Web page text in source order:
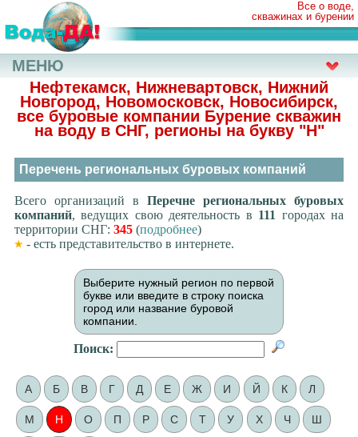
Все о воде,
скважинах и бурении
Нефтекамск, Нижневартовск, Нижний
Новгород, Новомосковск, Новосибирск,
все буровые компании Бурение скважин
на воду в СНГ, регионы на букву "Н"
Перечень региональных буровых компаний
Всего организаций вПеречне региональных буровых
компаний, ведущих свою деятельность в 111 городах на
территории СНГ: 345(подробнее)
- есть представительство в интернете.
Выберите нужный регион по первой
букве или введите в строку поиска
город или название буровой
компании.
Поиск:
А Б В Г Д Е Ж И Й К Л
М Н О П Р С Т У Х Ч Ш
МЕНЮ